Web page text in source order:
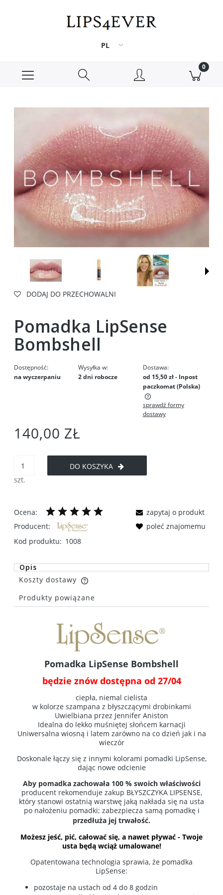
DODAJ DO PRZECHOWALNI
Pomadka LipSense
Bombshell
Dostępność:
na wyczerpaniu
Wysyłka w:
2 dni robocze
Dostawa:
od 15,50 zł- Inpost
paczkomat(Polska)
Cena nie zawiera ewentualnych kosztów płatności
sprawdź formy
dostawy
140,00 ZŁ
szt.
DO KOSZYKA
Ocena:
Producent:
Kod produktu: 1008
zapytaj o produkt
poleć znajomemu
Opis
Koszty dostawy
Produkty powiązane
Pomadka LipSense Bombshell
będzie znów dostępna od 27/04
ciepła, niemal cielista
w kolorze szampana z błyszczącymi drobinkami
Uwielbiana przez Jennifer Aniston
Idealna do lekko muśniętej słońcem karnacji
Uniwersalna wiosną i latem zarówno na co dzień jak i na
wieczór
Doskonale łączy się z innymi kolorami pomadki LipSense,
dając nowe odcienie
Aby pomadka zachowała 100 % swoich właściwości
producent rekomenduje zakup BŁYSZCZYKA LIPSENSE,
który stanowi ostatnią warstwę jaką nakłada się na usta
po nałożeniu pomadki; zabezpiecza samą pomadkę i
przedłuża jej trwałość.
Możesz jeść, pić, całować się, a nawet pływać - Twoje
usta będą wciąż umalowane!
Opatentowana technologia sprawia, że pomadka
LipSense:
pozostaje na ustach od 4 do 8 godzin